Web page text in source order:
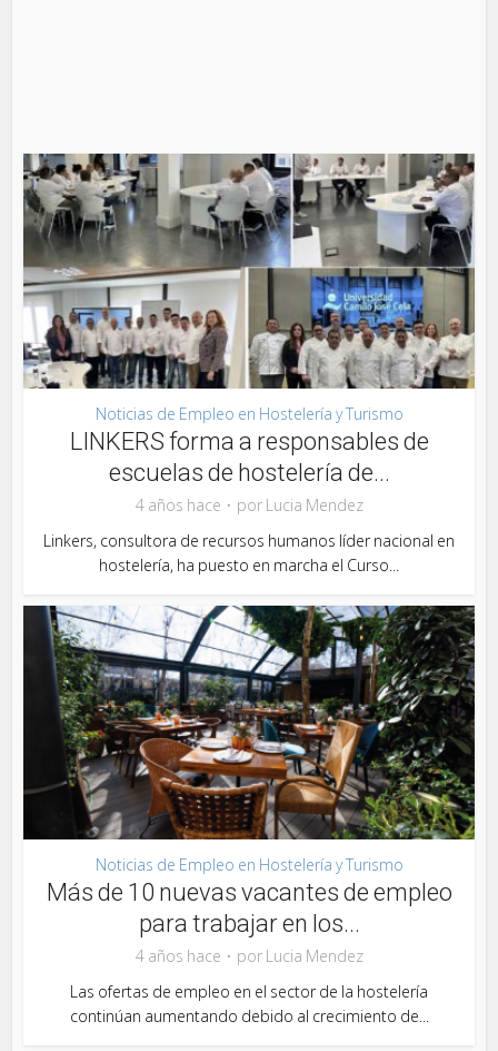
Noticias de Empleo en Hostelería y Turismo
LINKERS forma a responsables de
escuelas de hostelería de...
4 años hace por Lucia Mendez
Linkers, consultora de recursos humanos líder nacional en
hostelería, ha puesto en marcha el Curso...
Noticias de Empleo en Hostelería y Turismo
Más de 10 nuevas vacantes de empleo
para trabajar en los...
4 años hace por Lucia Mendez
Las ofertas de empleo en el sector de la hostelería
continúan aumentando debido al crecimiento de...